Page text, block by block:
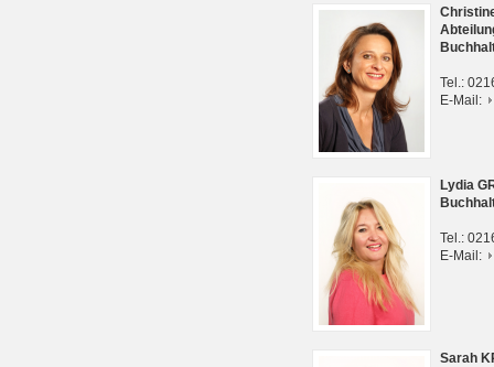
Tel.:
E-Mail:
Lydia
Tel.:
E-Mail:
Sarah